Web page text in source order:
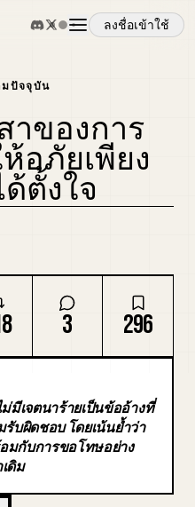
ลงชื่อเข้าใช้
ปัจจุบัน
าของการ
อภัยเพียง
ตั้งใจ
3 296
มีเจตนาร้ายเป็นข้ออ้างที่
บผิดชอบ โดยเน้นย้ำว่า
มกับการขอโทษอย่าง
ดิม